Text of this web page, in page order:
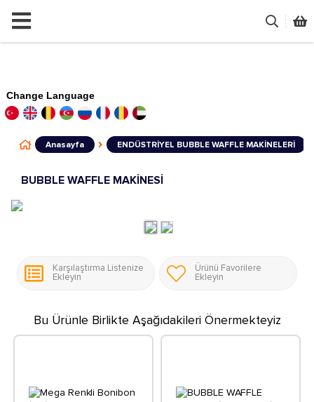
Change Language
Anasayfa ENDÜSTRİYEL BUBBLE WAFFLE MAKİNELERİ
BUBBLE WAFFLE MAKİNESİ
Karşılaştırma Listenize
Ekleyin
Ürünü Favorilere
Ekleyin
Bu Ürünle Birlikte Aşağıdakileri Önermekteyiz